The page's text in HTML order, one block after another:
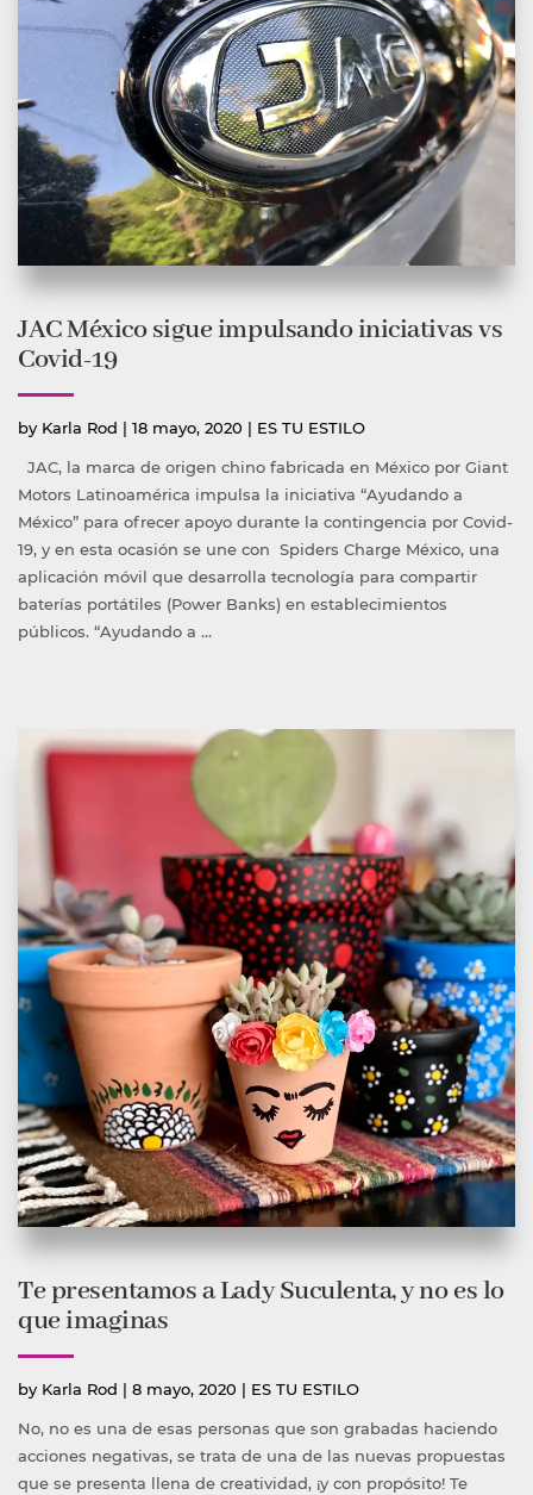
JAC México sigue impulsando iniciativas vs
Covid-19
by Publicado
Karla Rod | 18 mayo, 2020 | Publicada
ES TU ESTILO
JAC, la marca de origen chino fabricada en México por Giant
Motors Latinoamérica impulsa la iniciativa “Ayudando a
México” para ofrecer apoyo durante la contingencia por Covid-
19, y en esta ocasión se une con Spiders Charge México, una
aplicación móvil que desarrolla tecnología para compartir
baterías portátiles (Power Banks) en establecimientos
públicos. “Ayudando a …
Te presentamos a Lady Suculenta, y no es lo
que imaginas
by Publicado
Karla Rod | 8 mayo, 2020 | Publicada
ES TU ESTILO
No, no es una de esas personas que son grabadas haciendo
acciones negativas, se trata de una de las nuevas propuestas
que se presenta llena de creatividad, ¡y con propósito! Te